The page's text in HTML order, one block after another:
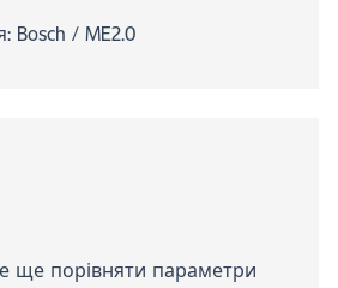
Bosch / ME2.0
ще порівняти параметри